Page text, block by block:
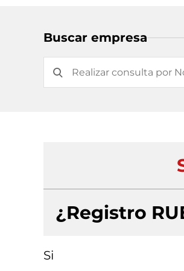
Buscar empresa
¿Registro
Si